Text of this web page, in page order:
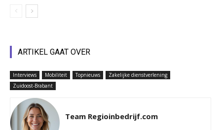
ARTIKEL GAAT OVER
Interviews Mobiliteit Topnieuws
Zakelijke dienstverlening
Zuidoost-Brabant
Team Regioinbedrijf.com